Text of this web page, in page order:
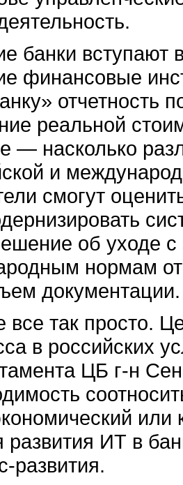
банки
финансовые
отчетность
реальной
— насколько
и
смогут
об уходе
нормам
документации.
все так просто.
в российских
ЦБ г-н
или
развития ИТ в
развития.